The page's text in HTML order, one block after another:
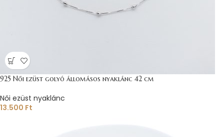
925 Női ezüst golyó állomásos nyaklánc 42 cm
Női ezüst nyaklánc
13.500 Ft